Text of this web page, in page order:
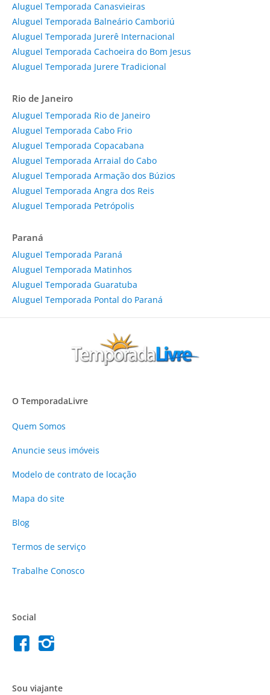
Aluguel Temporada Canasvieiras
Aluguel Temporada Balneário Camboriú
Aluguel Temporada Jurerê Internacional
Aluguel Temporada Cachoeira do Bom Jesus
Aluguel Temporada Jurere Tradicional
Rio de Janeiro
Aluguel Temporada Rio de Janeiro
Aluguel Temporada Cabo Frio
Aluguel Temporada Copacabana
Aluguel Temporada Arraial do Cabo
Aluguel Temporada Armação dos Búzios
Aluguel Temporada Angra dos Reis
Aluguel Temporada Petrópolis
Paraná
Aluguel Temporada Paraná
Aluguel Temporada Matinhos
Aluguel Temporada Guaratuba
Aluguel Temporada Pontal do Paraná
O TemporadaLivre
Quem Somos
Anuncie seus imóveis
Modelo de contrato de locação
Mapa do site
Blog
Termos de serviço
Trabalhe Conosco
Social
Sou viajante